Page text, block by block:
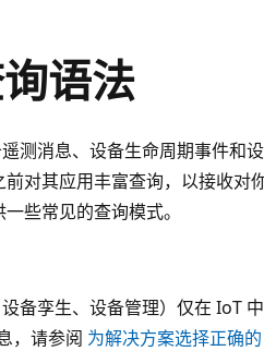
语法
测消息、设备生命周期事件和设
对其应用丰富查询，以接收对
些常见的查询模式。
备孪生、设备管理）仅在 IoT
，请参阅 为解决方案选择正确